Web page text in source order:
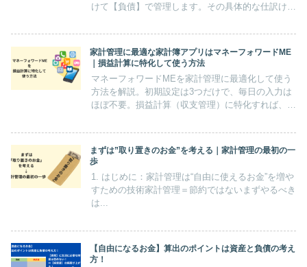
けて【負債】で管理します。その具体的な仕訳けの
資産】にどう影響するのか？解説します！
家計管理に最適な家計簿アプリはマネーフォワードME
｜損益計算に特化して使う方法
マネーフォワードMEを家計管理に最適化して使う
方法を解説。初期設定は3つだけで、毎日の入力は
ほぼ不要。損益計算（収支管理）に特化すれば、家
まずは”取り置きのお金”を考える｜家計管理の最初の一
歩
1. はじめに：家計管理は“自由に使えるお金”を増や
すための技術家計管理＝節約ではないまずやるべき
は...
【自由になるお金】算出のポイントは資産と負債の考え
方！